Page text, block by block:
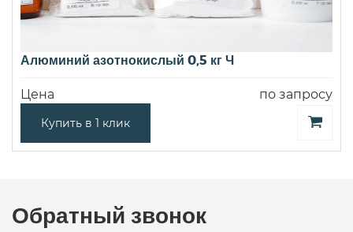
Алюминий азотнокислый 0,5 кг Ч
Цена по запросу
Купить в 1 клик
Обратный звонок